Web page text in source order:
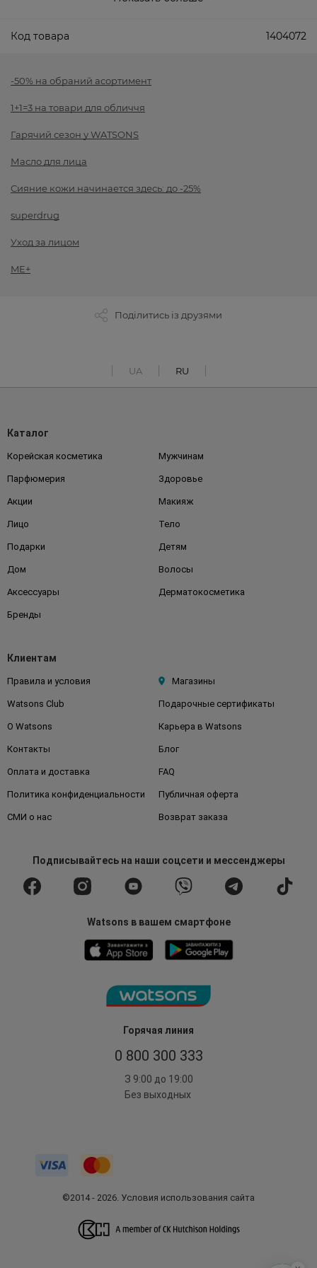
Код товара 1404072
-50% на обраний асортимент
1+1=3 на товари для обличчя
Гарячий сезон у WATSONS
Масло для лица
Сияние кожи начинается здесь: до -25%
superdrug
Уход за лицом
ME+
Поділитись із друзями
UA RU
Горячая линия
0 800 300 333
З 9:00 до 19:00
Без выходных
Каталог
Корейская косметика Мужчинам
Парфюмерия Здоровье
Акции Макияж
Лицо Тело
Подарки Детям
Дом Волосы
Аксессуары Дерматокосметика
Бренды
Клиентам
Правила и условия Магазины
Watsons Club Подарочные сертификаты
О Watsons Карьера в Watsons
Контакты Блог
Оплата и доставка FAQ
Политика конфиденциальности Публичная оферта
СМИ о нас Возврат заказа
Подписывайтесьна наши соцсети и мессенджеры
Watsons в вашем смартфоне
©2014 - 2026. Условия использования сайта